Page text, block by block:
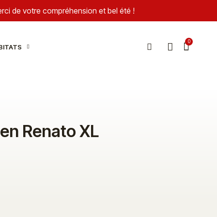
de votre compréhension et bel été !
Renato XL